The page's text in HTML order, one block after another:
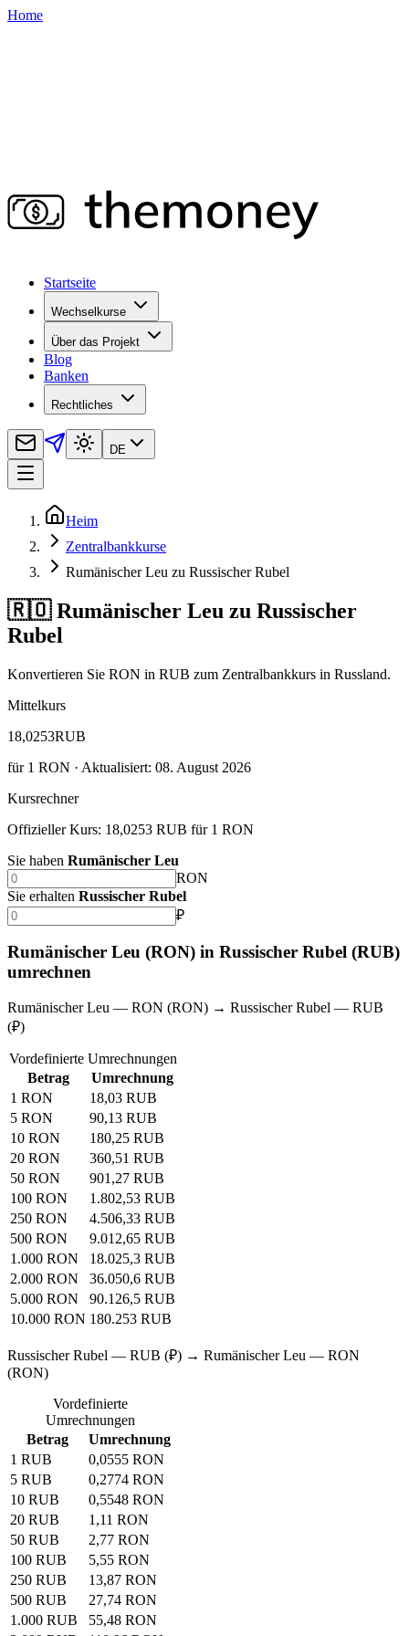
Home
Startseite
Wechselkurse
Über das Projekt
Blog
Banken
Rechtliches
DE
Heim
Zentralbankkurse
Rumänischer Leu zu Russischer Rubel
🇷🇴 Rumänischer Leu zu Russischer
Rubel
Konvertieren Sie RON in RUB zum Zentralbankkurs in Russland.
Mittelkurs
18,0253RUB
für1 RON · Aktualisiert: 08. August 2026
Kursrechner
Offizieller Kurs: 18,0253 RUB für 1 RON
Sie haben Rumänischer Leu
RON
Sie erhalten Russischer Rubel
₽
Rumänischer Leu (RON) in Russischer Rubel (RUB)
umrechnen
Rumänischer Leu — RON (RON) → Russischer Rubel — RUB
(₽)
Vordefinierte Umrechnungen
Betrag
Umrechnung
1 RON
18,03 RUB
5 RON
90,13 RUB
10 RON
180,25 RUB
20 RON
360,51 RUB
50 RON
901,27 RUB
100 RON
1.802,53 RUB
250 RON
4.506,33 RUB
500 RON
9.012,65 RUB
1.000 RON
18.025,3 RUB
2.000 RON
36.050,6 RUB
5.000 RON
90.126,5 RUB
10.000 RON 180.253 RUB
Russischer Rubel — RUB (₽) → Rumänischer Leu — RON
(RON)
Vordefinierte
Umrechnungen
Betrag
Umrechnung
1 RUB
0,0555 RON
5 RUB
0,2774 RON
10 RUB
0,5548 RON
20 RUB
1,11 RON
50 RUB
2,77 RON
100 RUB
5,55 RON
250 RUB
13,87 RON
500 RUB
27,74 RON
1.000 RUB
55,48 RON